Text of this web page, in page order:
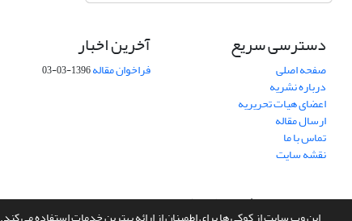
دسترسی سریع
صفحه اصلی
درباره نشریه
اعضای هیات تحریریه
ارسال مقاله
تماس با ما
نقشه سایت
آخرین اخبار
فراخوان مقاله1396-03-03
سامانه مدیریت نشریات علمی.طراحی و پیاده سازی ازسیناوب